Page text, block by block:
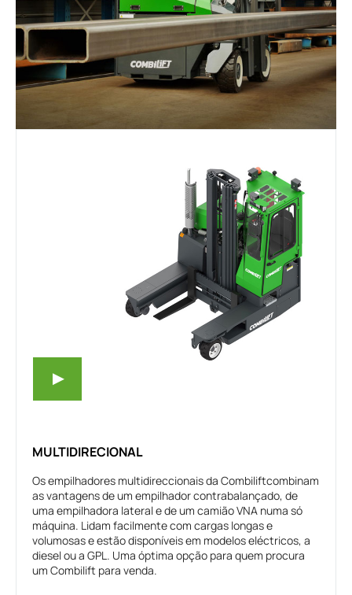
MULTIDIRECIONAL
Os empilhadores multidireccionais da Combiliftcombinam
as vantagens de um empilhador contrabalançado, de
uma empilhadora lateral e de um camião VNA numa só
máquina. Lidam facilmente com cargas longas e
volumosas e estão disponíveis em modelos eléctricos, a
diesel ou a GPL. Uma óptima opção para quem procura
um Combilift para venda.